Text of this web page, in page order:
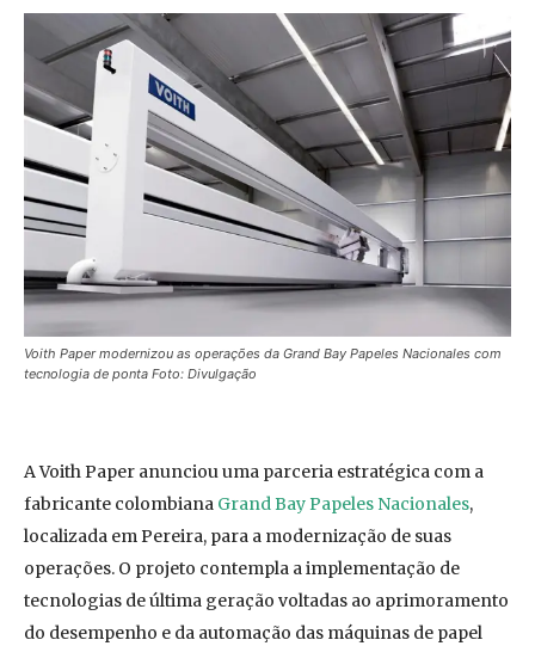
Voith Paper modernizou as operações da Grand Bay Papeles Nacionales com
tecnologia de ponta Foto: Divulgação
A Voith Paper anunciou uma parceria estratégica com a
fabricante colombiana Grand Bay Papeles Nacionales,
localizada em Pereira, para a modernização de suas
operações. O projeto contempla a implementação de
tecnologias de última geração voltadas ao aprimoramento
do desempenho e da automação das máquinas de papel